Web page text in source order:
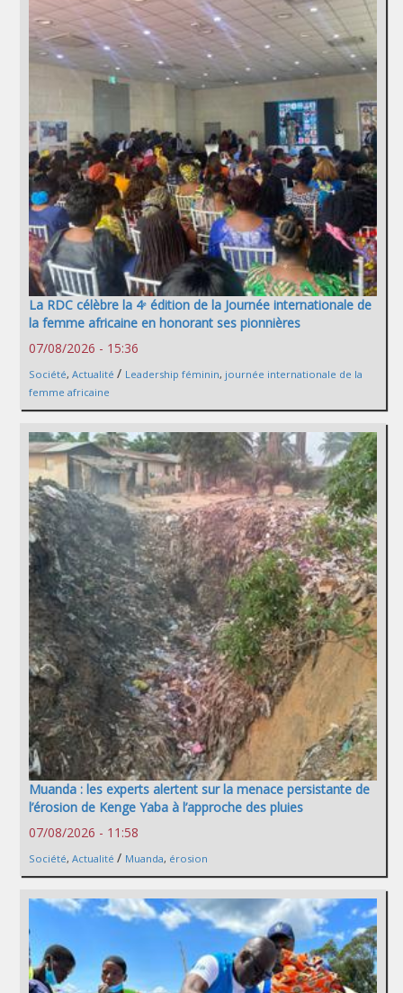
La RDC célèbre la 4ᵉ édition de la Journée internationale de
la femme africaine en honorant ses pionnières
07/08/2026 - 15:36
Société, Actualité / Leadership féminin, journée internationale de la
femme africaine
Muanda : les experts alertent sur la menace persistante de
l’érosion de Kenge Yaba à l’approche des pluies
07/08/2026 - 11:58
Société, Actualité / Muanda, érosion